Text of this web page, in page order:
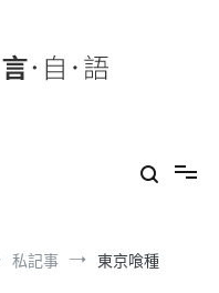
私記事 東京喰種